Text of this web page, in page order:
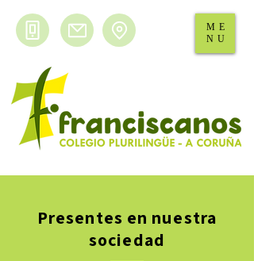
ME
NU
Presentes en nuestra
sociedad